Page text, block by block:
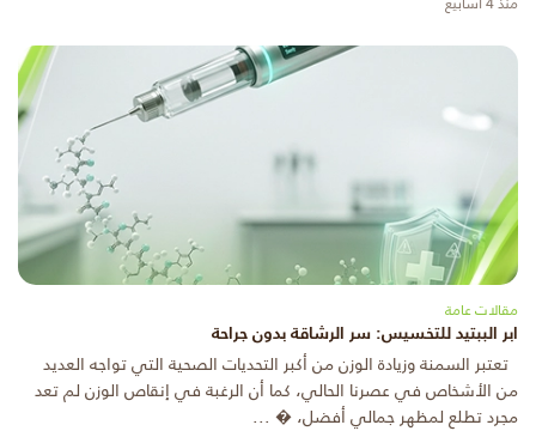
مقالات عامة
ابر الببتيد للتخسيس: سر الرشاقة بدون جراحة
تعتبر السمنة وزيادة الوزن من أكبر التحديات الصحية التي تواجه العديد
من الأشخاص في عصرنا الحالي، كما أن الرغبة في إنقاص الوزن لم تعد
مجرد تطلع لمظهر جمالي أفضل، � ...